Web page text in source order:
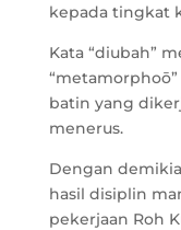
kepada tingkat
Kata “diubah”
batin yang
menerus.
Dengan
hasil disiplin
pekerjaan Roh